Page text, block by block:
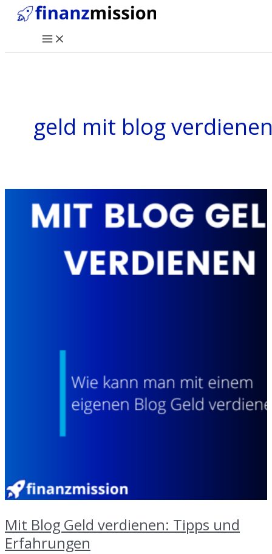
Zum
springenMain
Menu
geld mit blog
Mit Blog Geld verdienen: Tipps und
Erfahrungen